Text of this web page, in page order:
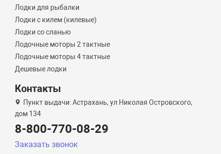
Лодки для рыбалки
Лодки с килем (килевые)
Лодки со сланью
Лодочные моторы 2 тактные
Лодочные моторы 4 тактные
Дешевые лодки
Контакты
Пункт выдачи: Астрахань, ул Николая Островского,
дом 134
8-800-770-08-29
Заказать звонок